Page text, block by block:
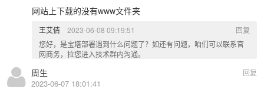
网站上下载的没有www文件夹
王艾倩 2023-06-08 09:19:51
回复
您好，是宝塔部署遇到什么问题了？如还有问题，咱们可以联系官
网商务，拉您进入技术群内沟通。
周生
2023-06-07 18:01:41
回复